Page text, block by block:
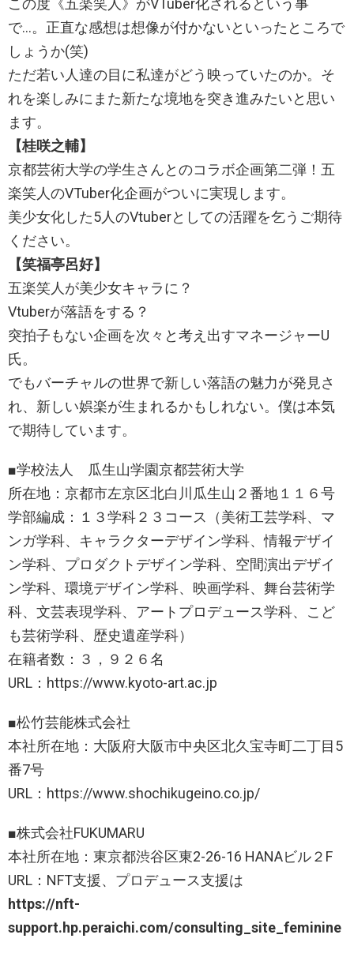
この度《五楽笑人》がVTuber化されるという事
で…。正直な感想は想像が付かないといったところで
しょうか(笑)
ただ若い人達の目に私達がどう映っていたのか。そ
れを楽しみにまた新たな境地を突き進みたいと思い
ます。
【桂咲之輔】
京都芸術大学の学生さんとのコラボ企画第二弾！五
楽笑人のVTuber化企画がついに実現します。
美少女化した5人のVtuberとしての活躍を乞うご期待
ください。
【笑福亭呂好】
五楽笑人が美少女キャラに？
Vtuberが落語をする？
突拍子もない企画を次々と考え出すマネージャーU
氏。
でもバーチャルの世界で新しい落語の魅力が発見さ
れ、新しい娯楽が生まれるかもしれない。僕は本気
で期待しています。
■学校法人 瓜生山学園京都芸術大学
所在地：京都市左京区北白川瓜生山２番地１１６号
学部編成：１３学科２３コース（美術工芸学科、マ
ンガ学科、キャラクターデザイン学科、情報デザイ
ン学科、プロダクトデザイン学科、空間演出デザイ
ン学科、環境デザイン学科、映画学科、舞台芸術学
科、文芸表現学科、アートプロデュース学科、こど
も芸術学科、歴史遺産学科）
在籍者数：３，９２６名
URL：https://www.kyoto-art.ac.jp
■松竹芸能株式会社
本社所在地：大阪府大阪市中央区北久宝寺町二丁目5
番7号
URL：https://www.shochikugeino.co.jp/
■株式会社FUKUMARU
本社所在地：東京都渋谷区東2-26-16 HANAビル２F
URL：NFT支援、プロデュース支援は
https://nft-
support.hp.peraichi.com/consulting_site_feminine